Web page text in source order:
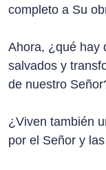
completo a Su
Ahora, ¿qué hay
salvados y
de nuestro
¿Viven también
por el Señor y